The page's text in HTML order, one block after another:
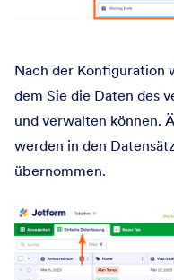
Nach der Konfiguration
dem Sie die Daten des
und verwalten können.
werden in den
übernommen.